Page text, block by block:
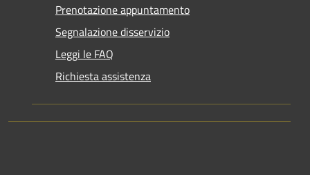
Prenotazione appuntamento
Segnalazione disservizio
Leggi le FAQ
Richiesta assistenza